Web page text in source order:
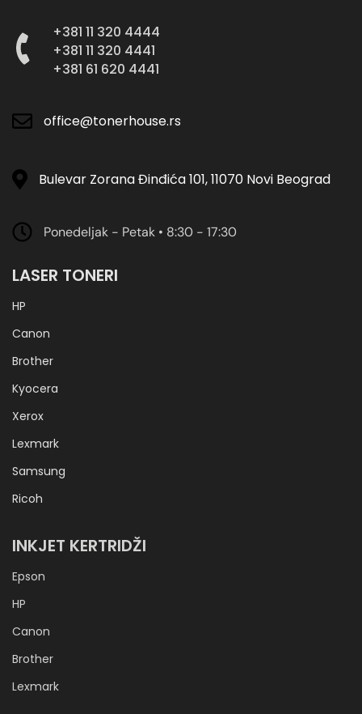
+381 11 320 4444
+381 11 320 4441
+381 61 620 4441
office@tonerhouse.rs
Bulevar Zorana Đinđića 101, 11070 Novi Beograd
Ponedeljak - Petak • 8:30 - 17:30
LASER TONERI
HP
Canon
Brother
Kyocera
Xerox
Lexmark
Samsung
Ricoh
INKJET KERTRIDŽI
Epson
HP
Canon
Brother
Lexmark